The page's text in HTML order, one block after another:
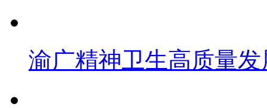
渝广精神卫生高质量